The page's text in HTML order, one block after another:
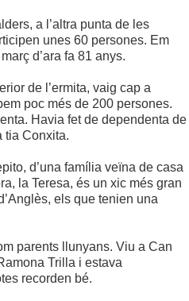
a l’altra punta de les
unes 60 persones. Em
d’ara fa 81 anys.
de l’ermita, vaig cap a
poc més de 200 persones.
Havia fet de dependenta de
tia Conxita.
d’una família veïna de casa
la Teresa, és un xic més gran
els que tenien una
parents llunyans. Viu a Can
Trilla i estava
recorden bé.